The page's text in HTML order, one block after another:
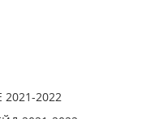
2021-2022